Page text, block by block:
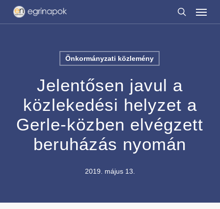
Skip
search
Menu
Önkormányzati közlemény
Jelentősen javul a
közlekedési helyzet a
Gerle-közben elvégzett
beruházás nyomán
2019. május 13.